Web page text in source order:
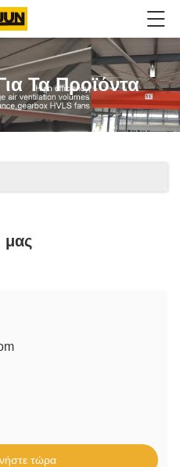
Τα Προϊόντα
μας
τώρα